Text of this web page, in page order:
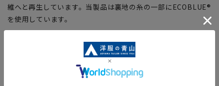
維へと再生しています。当製品は裏地の糸の一部にECOBLUE®
を使用しています。
【シルエット】《細め(スリム》(当社比)
■こちらの商品はご購入時またはご購入後の裾上げが必要な商
品となります。裾上げテープは当サイトでご購入いただけま